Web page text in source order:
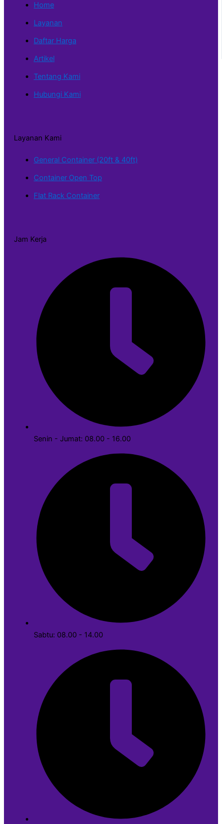
Home
Layanan
Daftar Harga
Artikel
Tentang Kami
Hubungi Kami
Layanan Kami
General Container (20ft & 40ft)
Container Open Top
Flat Rack Container
Jam Kerja
Senin - Jumat: 08.00 - 16.00
Sabtu: 08.00 - 14.00